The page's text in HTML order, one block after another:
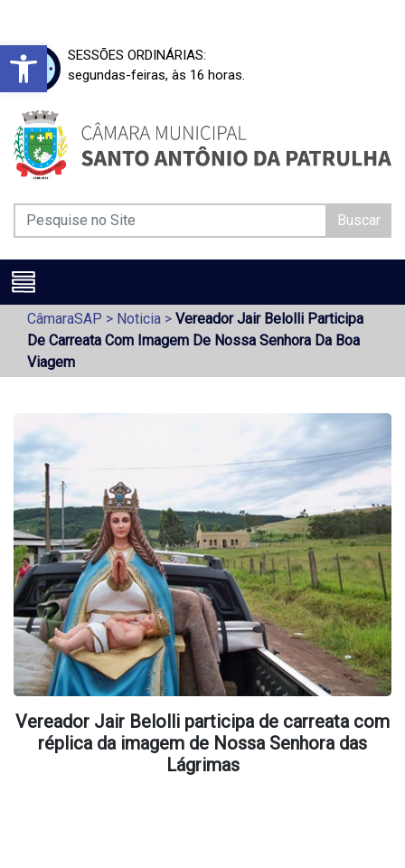
Barra de Ferramentas Aberta
SESSÕES ORDINÁRIAS:
segundas-feiras, às 16 horas.
Buscar
CâmaraSAP > Noticia > Vereador Jair Belolli Participa
De Carreata Com Imagem De Nossa Senhora Da Boa
Viagem
Vereador Jair Belolli participa de carreata com
réplica da imagem de Nossa Senhora das
Lágrimas